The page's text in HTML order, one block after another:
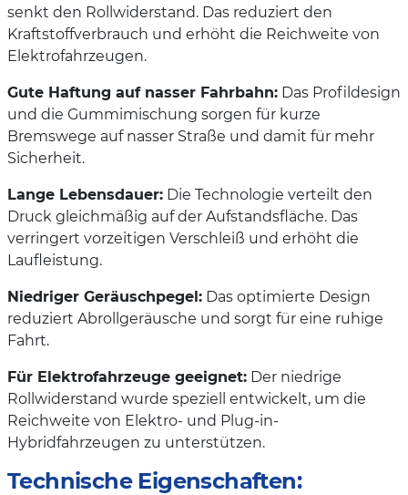
senkt den Rollwiderstand. Das reduziert den
Kraftstoffverbrauch und erhöht die Reichweite von
Elektrofahrzeugen.
Gute Haftung auf nasser Fahrbahn: Das Profildesign
und die Gummimischung sorgen für kurze
Bremswege auf nasser Straße und damit für mehr
Sicherheit.
Lange Lebensdauer: Die Technologie verteilt den
Druck gleichmäßig auf der Aufstandsfläche. Das
verringert vorzeitigen Verschleiß und erhöht die
Laufleistung.
Niedriger Geräuschpegel: Das optimierte Design
reduziert Abrollgeräusche und sorgt für eine ruhige
Fahrt.
Für Elektrofahrzeuge geeignet: Der niedrige
Rollwiderstand wurde speziell entwickelt, um die
Reichweite von Elektro- und Plug-in-
Hybridfahrzeugen zu unterstützen.
Technische Eigenschaften: